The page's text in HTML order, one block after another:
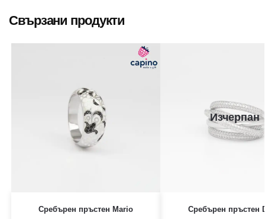
Свързани продукти
Сребърен пръстен Mario
Изчерпан
Сребърен пръстен